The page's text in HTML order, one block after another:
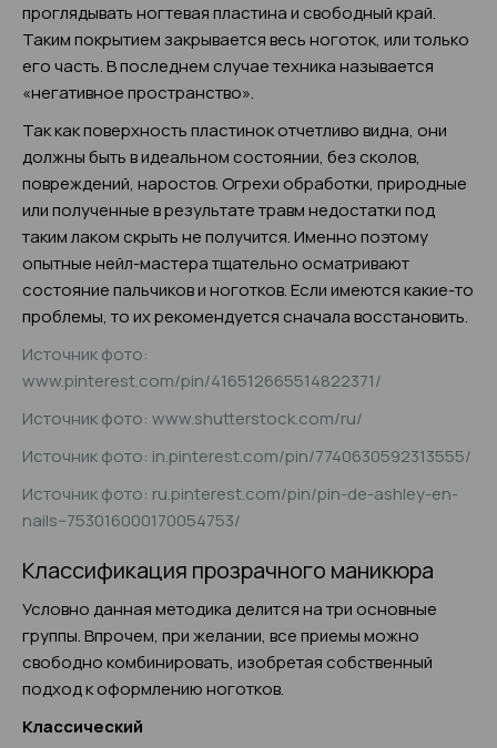
проглядывать ногтевая пластина и свободный край.
Таким покрытием закрывается весь ноготок, или только
его часть. В последнем случае техника называется
«негативное пространство».
Так как поверхность пластинок отчетливо видна, они
должны быть в идеальном состоянии, без сколов,
повреждений, наростов. Огрехи обработки, природные
или полученные в результате травм недостатки под
таким лаком скрыть не получится. Именно поэтому
опытные нейл-мастера тщательно осматривают
состояние пальчиков и ноготков. Если имеются какие-то
проблемы, то их рекомендуется сначала восстановить.
Источник фото:
www.pinterest.com/pin/416512665514822371/
Источник фото: www.shutterstock.com/ru/
Источник фото: in.pinterest.com/pin/7740630592313555/
Источник фото: ru.pinterest.com/pin/pin-de-ashley-en-
nails--753016000170054753/
Классификация прозрачного маникюра
Условно данная методика делится на три основные
группы. Впрочем, при желании, все приемы можно
свободно комбинировать, изобретая собственный
подход к оформлению ноготков.
Классический